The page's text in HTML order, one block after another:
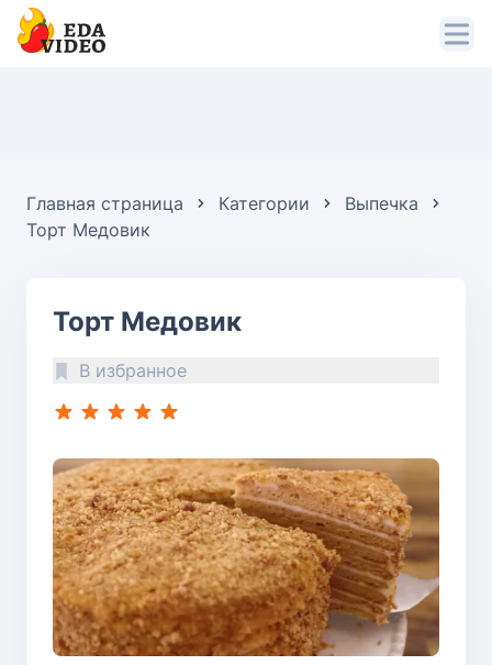
Главная страница Категории
Выпечка
Торт Медовик
Торт Медовик
В избранное